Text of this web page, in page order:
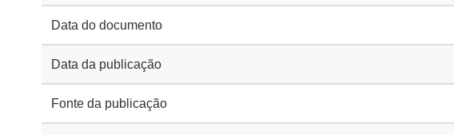
Data do documento
Data da publicação
Fonte da publicação